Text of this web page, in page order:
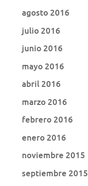
agosto 2016
julio 2016
junio 2016
mayo 2016
abril 2016
marzo 2016
febrero 2016
enero 2016
noviembre 2015
septiembre 2015